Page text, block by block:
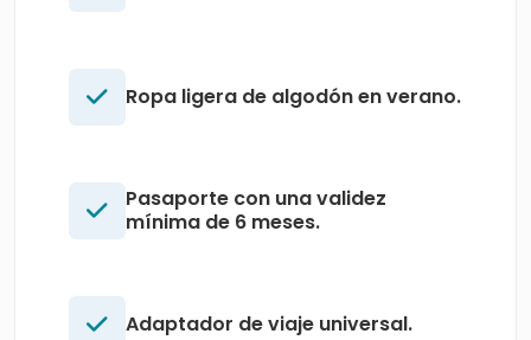
Ropa ligera de algodón en verano.
Pasaporte con una validez
mínima de 6 meses.
Adaptador de viaje universal.